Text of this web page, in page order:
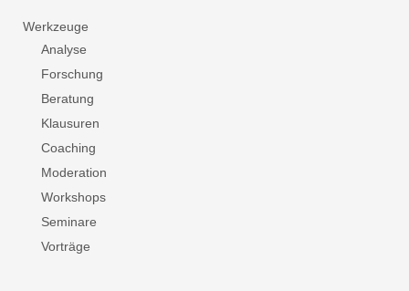
Werkzeuge
Analyse
Forschung
Beratung
Klausuren
Coaching
Moderation
Workshops
Seminare
Vorträge